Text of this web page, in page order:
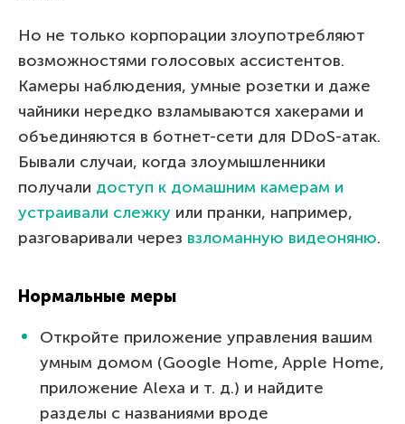
Но не только корпорации злоупотребляют
возможностями голосовых ассистентов.
Камеры наблюдения, умные розетки и даже
чайники нередко взламываются хакерами и
объединяются в ботнет-сети для DDoS-атак.
Бывали случаи, когда злоумышленники
получали доступ к домашним камерам и
устраивали слежку или пранки, например,
разговаривали через взломанную видеоняню.
Нормальные меры
Откройте приложение управления вашим
умным домом (Google Home, Apple Home,
приложение Alexa и т. д.) и найдите
разделы с названиями вроде